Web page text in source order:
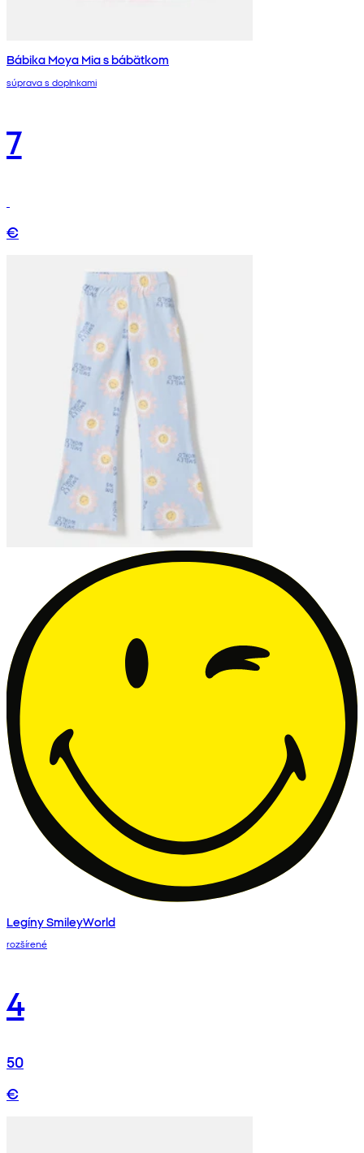
Bábika Moya Mia s bábätkom
súprava s doplnkami
7
€
Legíny SmileyWorld
rozšírené
4
50
€